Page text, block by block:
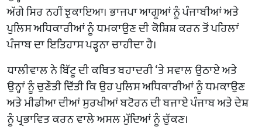
ਅੱਗੇ ਸਿਰ ਨਹੀਂ ਝੁਕਾਇਆ। ਭਾਜਪਾ ਆਗੂਆਂ ਨੂੰ ਪੰਜਾਬੀਆਂ ਅਤੇ
ਪੁਲਿਸ ਅਧਿਕਾਰੀਆਂ ਨੂੰ ਧਮਕਾਉਣ ਦੀ ਕੋਸ਼ਿਸ਼ ਕਰਨ ਤੋਂ ਪਹਿਲਾਂ
ਪੰਜਾਬ ਦਾ ਇਤਿਹਾਸ ਪੜ੍ਹਨਾ ਚਾਹੀਦਾ ਹੈ।
ਧਾਲੀਵਾਲ ਨੇ ਬਿੱਟੂ ਦੀ ਕਥਿਤ ਬਹਾਦਰੀ ‘ਤੇ ਸਵਾਲ ਉਠਾਏ ਅਤੇ
ਉਨ੍ਹਾਂ ਨੂੰ ਚੁਣੌਤੀ ਦਿੱਤੀ ਕਿ ਉਹ ਪੁਲਿਸ ਅਧਿਕਾਰੀਆਂ ਨੂੰ ਧਮਕਾਉਣ
ਅਤੇ ਮੀਡੀਆ ਦੀਆਂ ਸੁਰਖੀਆਂ ਬਟੋਰਨ ਦੀ ਬਜਾਏ ਪੰਜਾਬ ਅਤੇ ਦੇਸ਼
ਨੂੰ ਪ੍ਰਭਾਵਿਤ ਕਰਨ ਵਾਲੇ ਅਸਲ ਮੁੱਦਿਆਂ ਨੂੰ ਚੁੱਕਣ।